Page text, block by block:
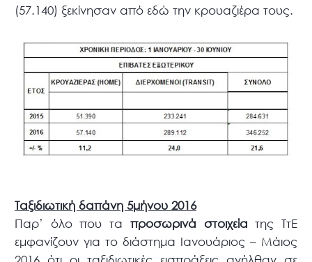
(57.140) ξεκίνησαν από εδώ την κρουαζιέρα τους.
Ταξιδιωτική δαπάνη 5μήνου 2016
Παρ’ όλο που τα προσωρινά στοιχεία της ΤτΕ
εμφανίζουν για το διάστημα Ιανουάριος – Μάιος